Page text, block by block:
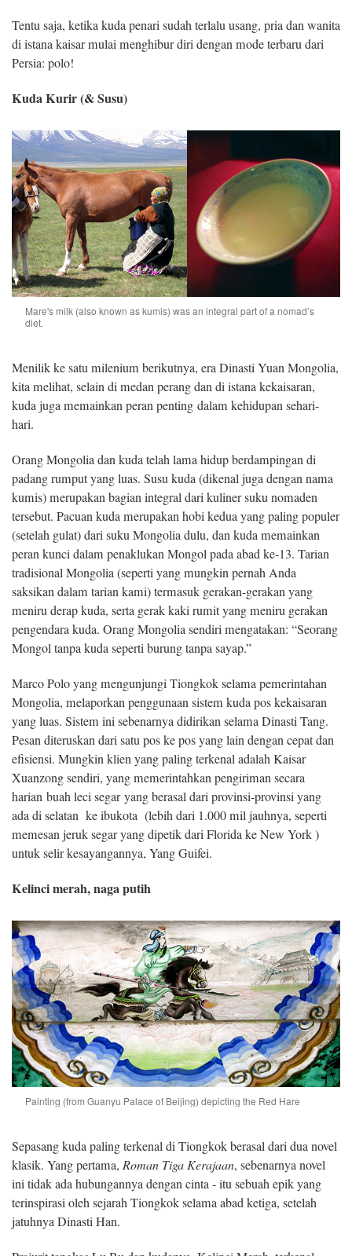
Tentu saja, ketika kuda penari sudah terlalu usang, pria dan wanita
di istana kaisar mulai menghibur diri dengan mode terbaru dari
Persia: polo!
Kuda Kurir (& Susu)
Mare's milk (also known as kumis) was an integral part of a nomad’s
diet.
Menilik ke satu milenium berikutnya, era Dinasti Yuan Mongolia,
kita melihat, selain di medan perang dan di istana kekaisaran,
kuda juga memainkan peran penting dalam kehidupan sehari-
hari.
Orang Mongolia dan kuda telah lama hidup berdampingan di
padang rumput yang luas. Susu kuda (dikenal juga dengan nama
kumis) merupakan bagian integral dari kuliner suku nomaden
tersebut. Pacuan kuda merupakan hobi kedua yang paling populer
(setelah gulat) dari suku Mongolia dulu, dan kuda memainkan
peran kunci dalam penaklukan Mongol pada abad ke-13. Tarian
tradisional Mongolia (seperti yang mungkin pernah Anda
saksikan dalam tarian kami) termasuk gerakan-gerakan yang
meniru derap kuda, serta gerak kaki rumit yang meniru gerakan
pengendara kuda. Orang Mongolia sendiri mengatakan: “Seorang
Mongol tanpa kuda seperti burung tanpa sayap.”
Marco Polo yang mengunjungi Tiongkok selama pemerintahan
Mongolia, melaporkan penggunaan sistem kuda pos kekaisaran
yang luas. Sistem ini sebenarnya didirikan selama Dinasti Tang.
Pesan diteruskan dari satu pos ke pos yang lain dengan cepat dan
efisiensi. Mungkin klien yang paling terkenal adalah Kaisar
Xuanzong sendiri, yang memerintahkan pengiriman secara
harian buah leci segar yang berasal dari provinsi-provinsi yang
ada di selatan ke ibukota (lebih dari 1.000 mil jauhnya, seperti
memesan jeruk segar yang dipetik dari Florida ke New York )
untuk selir kesayangannya, Yang Guifei.
Kelinci merah, naga putih
Painting (from Guanyu Palace of Beijing) depicting the Red Hare
Sepasang kuda paling terkenal di Tiongkok berasal dari dua novel
klasik. Yang pertama, Roman Tiga Kerajaan, sebenarnya novel
ini tidak ada hubungannya dengan cinta - itu sebuah epik yang
terinspirasi oleh sejarah Tiongkok selama abad ketiga, setelah
jatuhnya Dinasti Han.